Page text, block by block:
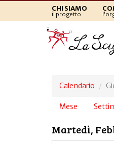
CHI SIAMO
il progetto
Calendario
Schede
Mese
Martedì,